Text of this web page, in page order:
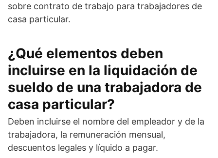
sobre contrato de trabajo para trabajadores de
casa particular.
¿Qué elementos deben
incluirse en la liquidación de
sueldo de una trabajadora de
casa particular?
Deben incluirse el nombre del empleador y de la
trabajadora, la remuneración mensual,
descuentos legales y líquido a pagar.